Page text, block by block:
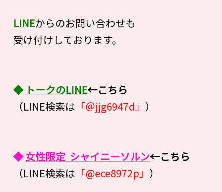
LINEからのお問い合わせも
受け付けしております。
◆ トークのLINE←こちら
（LINE検索は 「＠jjg6947d」 ）
◆女性限定 シャイニーソルン←こちら
（LINE検索は 「@ece8972p」 ）